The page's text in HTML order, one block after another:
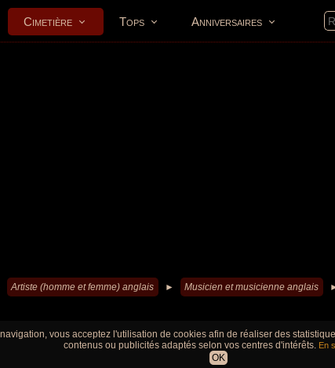
Cimetière Tops Anniversaires
Artiste (homme et femme) anglais ► Musicien et musicienne anglais
vous acceptez l'utilisation de cookies afin de réaliser des
contenus ou publicités adaptés selon vos centres d'intérêts. En
OK